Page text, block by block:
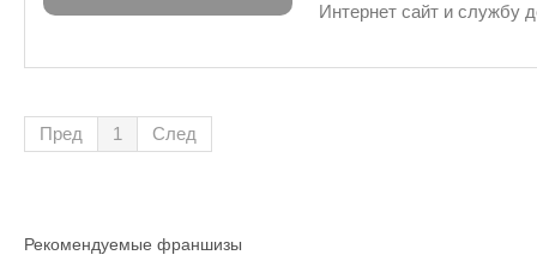
Интернет сайт и службу
Пред 1 След
Рекомендуемые франшизы